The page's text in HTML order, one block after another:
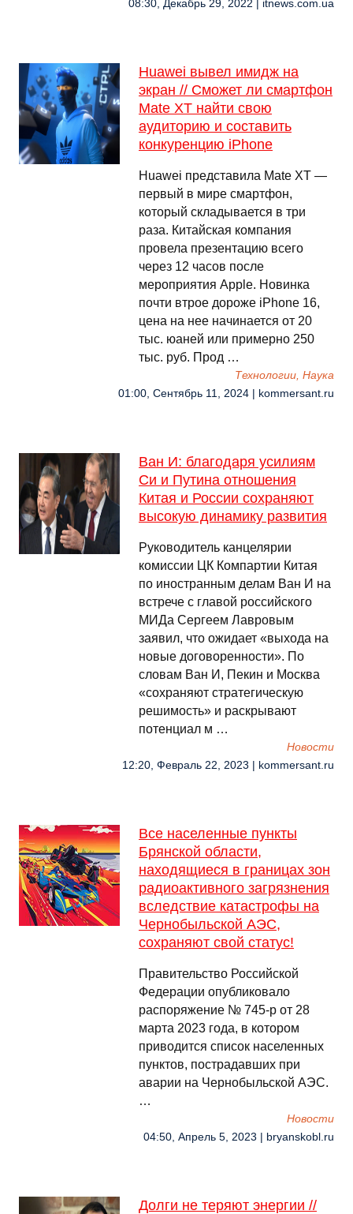
08:30, Декабрь 29, 2022 | itnews.com.ua
Huawei вывел имидж на
экран // Сможет ли смартфон
Mate XT найти свою
аудиторию и составить
конкуренцию iPhone
Huawei представила Mate XT —
первый в мире смартфон,
который складывается в три
раза. Китайская компания
провела презентацию всего
через 12 часов после
мероприятия Apple. Новинка
почти втрое дороже iPhone 16,
цена на нее начинается от 20
тыс. юаней или примерно 250
тыс. руб. Прод …
Технологии, Наука
01:00, Сентябрь 11, 2024 | kommersant.ru
Ван И: благодаря усилиям
Си и Путина отношения
Китая и России сохраняют
высокую динамику развития
Руководитель канцелярии
комиссии ЦК Компартии Китая
по иностранным делам Ван И на
встрече с главой российского
МИДа Сергеем Лавровым
заявил, что ожидает «выхода на
новые договоренности». По
словам Ван И, Пекин и Москва
«сохраняют стратегическую
решимость» и раскрывают
потенциал м …
Новости
12:20, Февраль 22, 2023 | kommersant.ru
Все населенные пункты
Брянской области,
находящиеся в границах зон
радиоактивного загрязнения
вследствие катастрофы на
Чернобыльской АЭС,
сохраняют свой статус!
Правительство Российской
Федерации опубликовало
распоряжение № 745-р от 28
марта 2023 года, в котором
приводится список населенных
пунктов, пострадавших при
аварии на Чернобыльской АЭС.
…
Новости
04:50, Апрель 5, 2023 | bryanskobl.ru
Долги не теряют энергии //